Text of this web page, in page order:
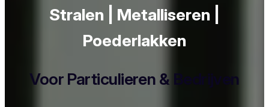
Stralen | Metalliseren |
Poederlakken
Voor Particulieren & Bedrijven